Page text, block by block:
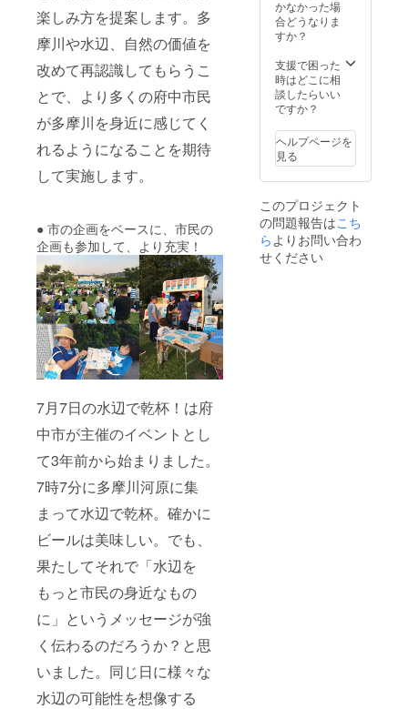
楽しみ方を提案します。多
摩川や水辺、自然の価値を
改めて再認識してもらうこ
とで、より多くの府中市民
が多摩川を身近に感じてく
れるようになることを期待
して実施します。
● 市の企画をベースに、市民の
企画も参加して、より充実！
7月7日の水辺で乾杯！は府
中市が主催のイベントとし
て3年前から始まりました。
7時7分に多摩川河原に集
まって水辺で乾杯。確かに
ビールは美味しい。でも、
果たしてそれで「水辺を
もっと市民の身近なもの
に」というメッセージが強
く伝わるのだろうか？と思
いました。同じ日に様々な
水辺の可能性を想像する
ジェクトと
いう形で立
ち上がりま
した。どう
ぞご支援、
ご協力のほ
どよろしく
お願いいた
します！
希望の
掲載名
いて
も、備
考に記
載お願
す（企
業名な
ど可、
ロゴ
などは
不
可）。
掲載
（ご希
希望者
のみ掲
載です
ので、
希望さ
れない
方は、
その旨
込み時
に備考
にてお
知らせ
くださ
可、ロゴマーク
などは不可）。
かなかった場
合どうなりま
すか？
支援で困った
時はどこに相
談したらいい
ですか？
ヘルプページを
見る
このプロジェクト
の問題報告はこち
ら よりお問い合わ
せください